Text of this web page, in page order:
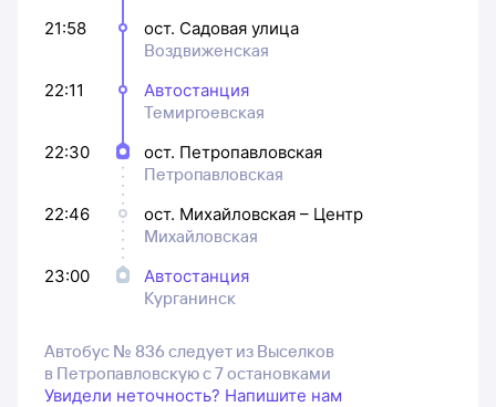
21:58
ост. Садовая улица
Воздвиженская
22:11
Автостанция
Темиргоевская
22:30
ост. Петропавловская
Петропавловская
22:46
ост. Михайловская – Центр
Михайловская
23:00
Автостанция
Курганинск
Автобус № 836 следует из Выселков
в Петропавловскую с 7 остановками
Увидели неточность? Напишите нам